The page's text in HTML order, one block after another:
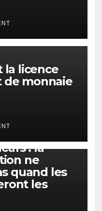
la licence
de monnaie
: la
ne
quand les
les